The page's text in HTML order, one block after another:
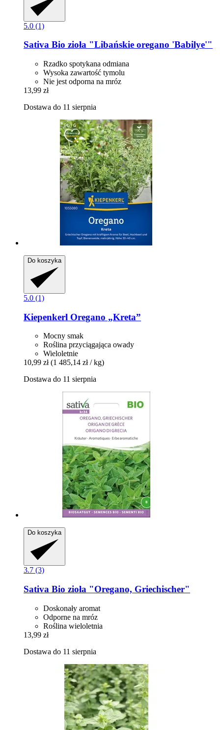
5.0 (1)
Sativa Bio zioła "Libańskie oregano 'Babilye'"
Rzadko spotykana odmiana
Wysoka zawartość tymolu
Nie jest odporna na mróz
13,99 zł
Dostawa do 11 sierpnia
Do koszyka
5.0 (1)
Kiepenkerl Oregano „Kreta”
Mocny smak
Roślina przyciągająca owady
Wieloletnie
10,99 zł (1 485,14 zł / kg)
Dostawa do 11 sierpnia
Do koszyka
3.7 (3)
Sativa Bio zioła "Oregano, Griechischer"
Doskonały aromat
Odporne na mróz
Roślina wieloletnia
13,99 zł
Dostawa do 11 sierpnia